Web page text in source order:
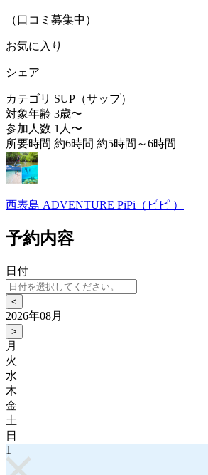
（口コミ募集中）
お気に入り
シェア
カテゴリ SUP（サップ）
対象年齢 3歳〜
参加人数 1人〜
所要時間 約6時間 約5時間～6時間
西表島 ADVENTURE PiPi（ピピ ）
予約内容
日付
<
2026年08月
>
月
火
水
木
金
土
日
1